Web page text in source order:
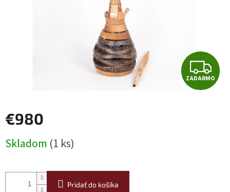
Z
A
ZADARMO
€980
cena:
Skladom (1 ks)
Pridať do košíka